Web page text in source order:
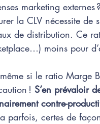
marketing externes
la CLV nécessite de
de distribution. Ce
moins pour
si le ratio Marge
! S’en prévaloir
contre-
parfois, certes de